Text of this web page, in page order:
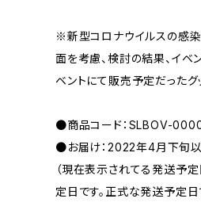
※新型コロナウイルスの感
面を考慮、検討の結果、イベ
ベントにて販売予定だった
●商品コード：SLBOV-
●お届け：2022年4月下旬
（現在表示されてる発送予
定日です。正式な発送予定日